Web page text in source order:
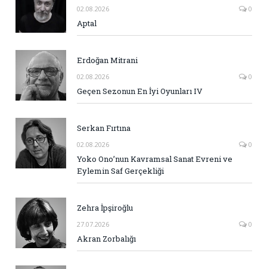
02.08.2026 0
Aptal
Erdoğan Mitrani
02.08.2026 0
Geçen Sezonun En İyi Oyunları IV
Serkan Fırtına
02.08.2026 0
Yoko Ono’nun Kavramsal Sanat Evreni ve
Eylemin Saf Gerçekliği
Zehra İpşiroğlu
27.07.2026 0
Akran Zorbalığı